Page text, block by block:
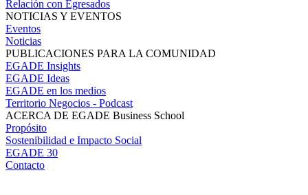
Relación con Egresados
NOTICIAS Y EVENTOS
Eventos
Noticias
PUBLICACIONES PARA LA COMUNIDAD
EGADE Insights
EGADE Ideas
EGADE en los medios
Territorio Negocios - Podcast
ACERCA DE EGADE Business School
Propósito
Sostenibilidad e Impacto Social
EGADE 30
Contacto